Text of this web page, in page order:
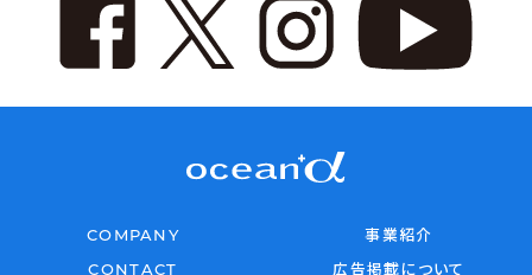
COMPANY
事業紹介
CONTACT
広告掲載について